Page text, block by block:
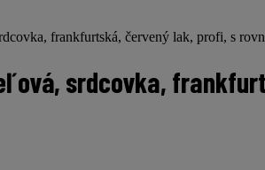
frankfurtská, červený lak, profi, s
srdcovka,